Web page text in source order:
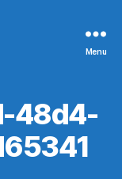
Menu
48d4-